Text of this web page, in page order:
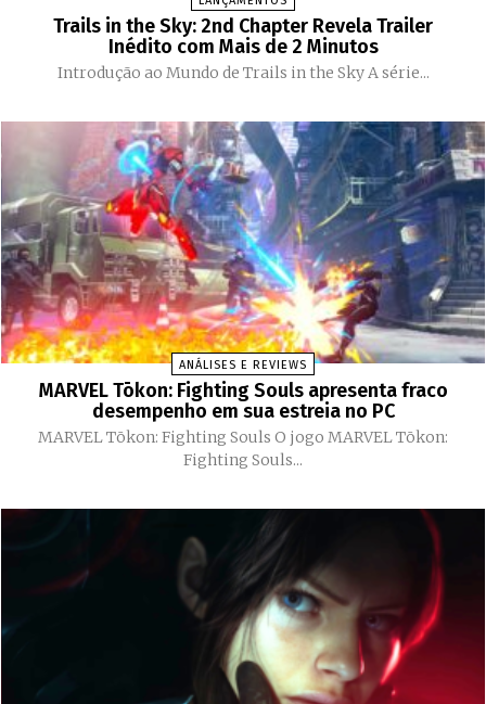
Trails in the Sky: 2nd Chapter Revela Trailer
Inédito com Mais de 2 Minutos
Introdução ao Mundo de Trails in the Sky A série...
ANÁLISES E REVIEWS
MARVEL Tōkon: Fighting Souls apresenta fraco
desempenho em sua estreia no PC
MARVEL Tōkon: Fighting Souls O jogo MARVEL Tōkon:
Fighting Souls...